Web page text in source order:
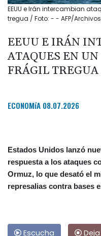
EEUU e Irán intercambian
tregua / Foto: - - AFP/Archivos
EEUU E IRÁN
ATAQUES EN
FRÁGIL TREGUA
ECONOMíA 08.07.2026
Estados Unidos lanzó
respuesta a los ataques
Ormuz, lo que desató el
represalias contra bases
Escucha